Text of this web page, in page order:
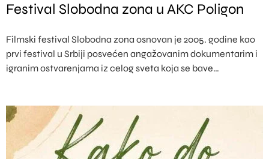
Festival Slobodna zona u AKC Poligon
Filmski festival Slobodna zona osnovan je 2005. godine kao
prvi festival u Srbiji posvećen angažovanim dokumentarim i
igranim ostvarenjama iz celog sveta koja se bave…